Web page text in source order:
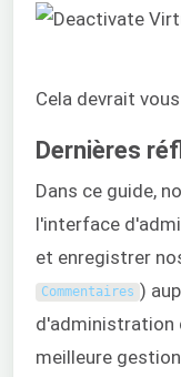
Cela devrait
Dernières
Dans ce guide,
l'interface
et enregistrer
Commentaires )
d'administration
meilleure